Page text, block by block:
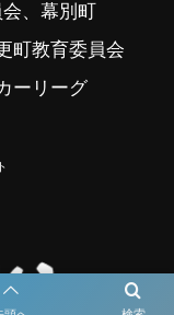
、幕別町
町教育委員会
ーリーグ